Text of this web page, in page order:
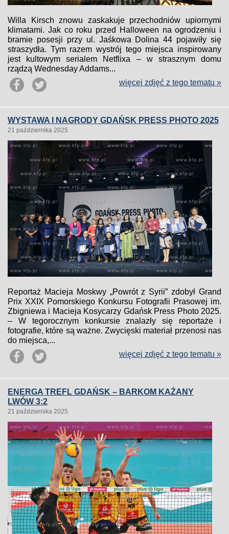
Willa Kirsch znowu zaskakuje przechodniów upiornymi
klimatami. Jak co roku przed Halloween na ogrodzeniu i
bramie posesji przy ul. Jaśkowa Dolina 44 pojawiły się
straszydła. Tym razem wystrój tego miejsca inspirowany
jest kultowym serialem Netflixa – w strasznym domu
rządzą Wednesday Addams...
więcej zdjęć z tego tematu »
WYSTAWA I NAGRODY GDAŃSK PRESS PHOTO 2025
21 października 2025
Reportaż Macieja Moskwy „Powrót z Syrii” zdobył Grand
Prix XXIX Pomorskiego Konkursu Fotografii Prasowej im.
Zbigniewa i Macieja Kosycarzy Gdańsk Press Photo 2025.
– W tegorocznym konkursie znalazły się reportaże i
fotografie, które są ważne. Zwycięski materiał przenosi nas
do miejsca,...
więcej zdjęć z tego tematu »
ENERGA TREFL GDAŃSK – BARKOM KAŻANY
LWÓW 3:2
21 października 2025